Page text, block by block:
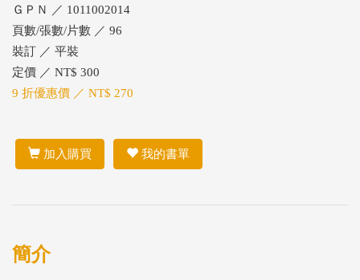
ＧＰＮ ／ 1011002014
頁數/張數/片數 ／ 96
裝訂 ／ 平裝
定價 ／ NT$ 300
9 折優惠價 ／ NT$ 270
加入購買 我的書單
簡介